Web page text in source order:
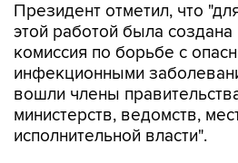
Президент отметил, что
этой работой была создана
комиссия по борьбе с
инфекционными
вошли члены
министерств, ведомств,
исполнительной власти".